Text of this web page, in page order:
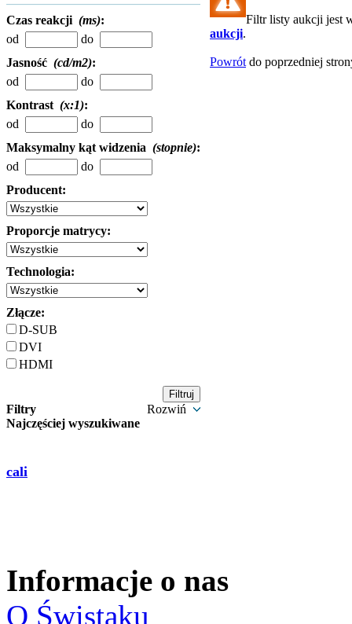
Czas reakcji (ms):
od
do
Jasność (cd/m2):
od
do
Kontrast (x:1):
od
do
Maksymalny kąt widzenia (stopnie):
od
do
Producent:
Proporcje matrycy:
Technologia:
Złącze:
D-SUB
DVI
HDMI
Filtry
Rozwiń
Najczęściej wyszukiwane
cali
Filtr listy aukcji jest
aukcji.
Powrót do poprzedniej
Informacje o nas
O Świstaku